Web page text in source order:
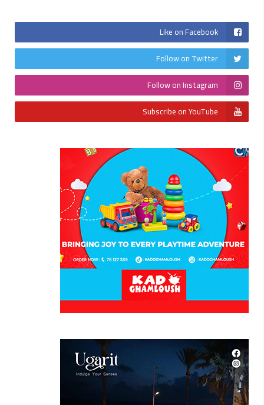
Like on Facebook
Follow on Twitter
Follow on Instagram
Subscribe on YouTube